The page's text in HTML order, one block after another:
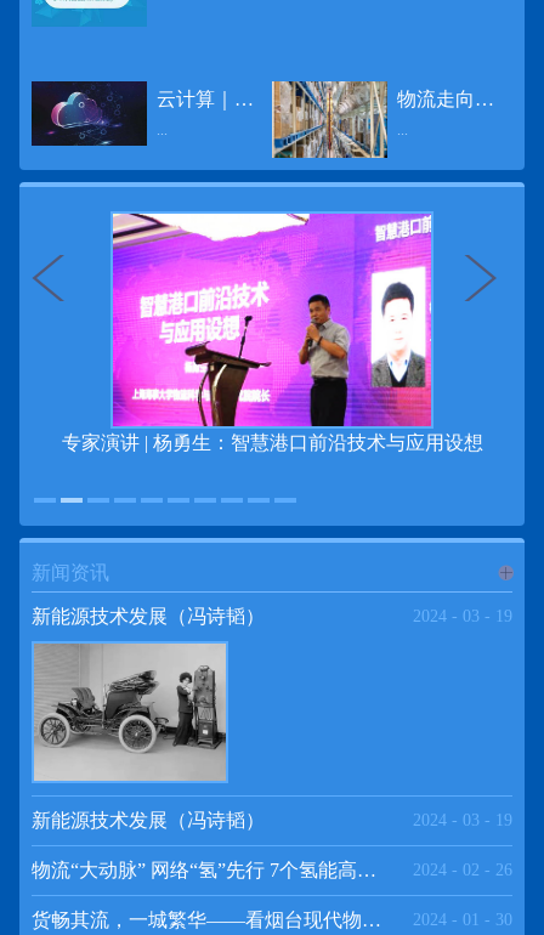
云计算｜边缘计算将为物联网行业带来巨大增长
...
物流走向未来的“魔法师”
...
专家演讲 | 杨勇生：智慧港口前沿技术与应用设想
新闻资讯
新能源技术发展（冯诗韬） 2024 - 03 - 19
新能源技术发展（冯诗韬） 2024 - 03 - 19
物流“大动脉” 网络“氢”先行 7个氢能高速场景落地京津冀 2024 - 02 - 26
货畅其流，一城繁华——看烟台现代物流发展 2024 - 01 - 30
频道
>>